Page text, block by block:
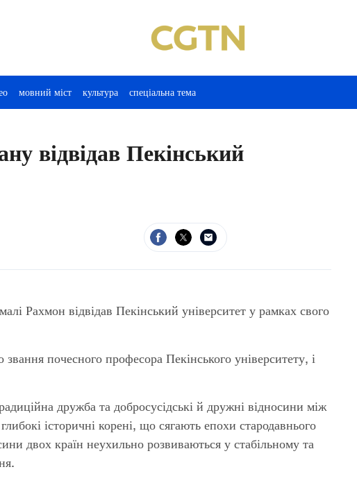
мовний міст культура спеціальна тема
відвідав Пекінський
Рахмон відвідав Пекінський університет у рамках свого
почесного професора Пекінського університету, і
дружба та добросусідські й дружні відносини між
історичні корені, що сягають епохи стародавнього
двох країн неухильно розвиваються у стабільному та